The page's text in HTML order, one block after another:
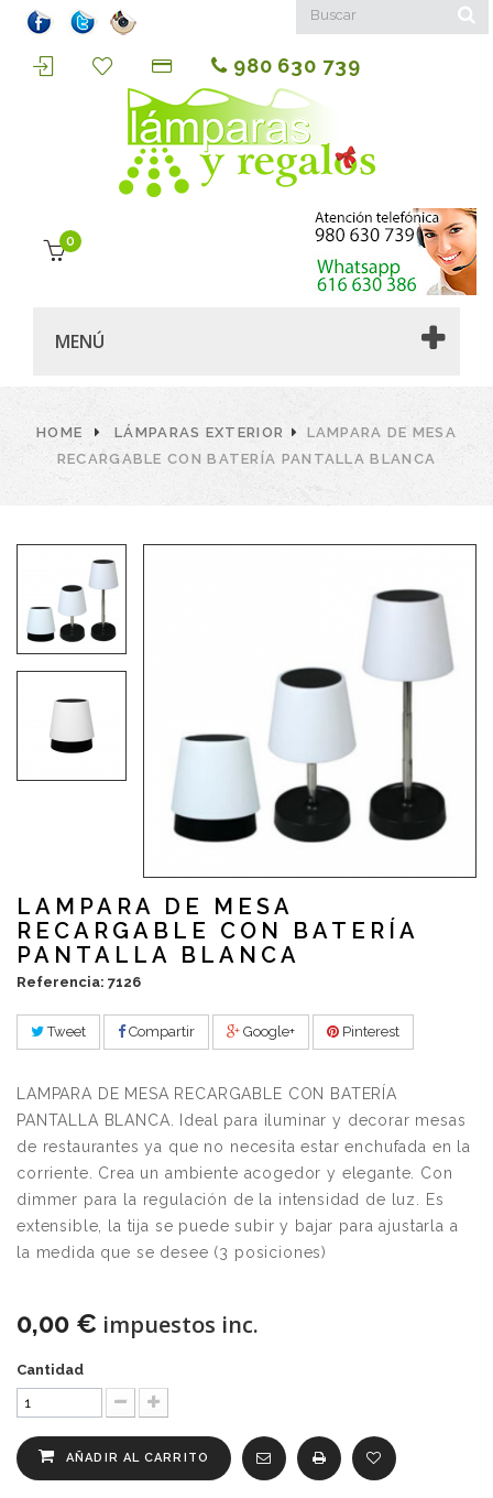
980 630 739
0
MENÚ
HOME LÁMPARAS EXTERIOR
LAMPARA DE MESA
RECARGABLE CON BATERÍA PANTALLA BLANCA
LAMPARA DE MESA
RECARGABLE CON BATERÍA
PANTALLA BLANCA
Referencia: 7126
Tweet Compartir Google+ Pinterest
LAMPARA DE MESA RECARGABLE CON BATERÍA
PANTALLA BLANCA. I deal para iluminar y decorar mesas
de restaurantes ya que no necesita estar enchufada en la
corriente. Crea un ambiente acogedor y elegante. Con
dimmer para la regulación de la intensidad de luz. Es
extensible, la tija se puede subir y bajar para ajustarla a
la medida que se desee (3 posiciones)
0,00 € impuestos inc.
Cantidad
AÑADIR AL CARRITO